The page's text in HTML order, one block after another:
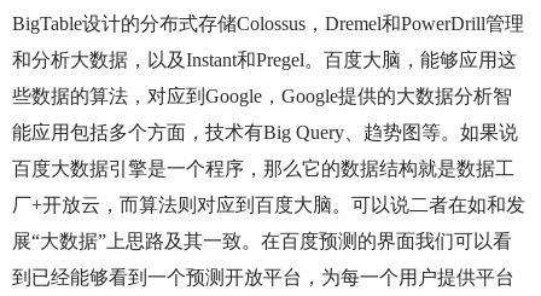
BigTable设计的分布式存储Colossus，Dremel和PowerDrill管理
和分析大数据，以及Instant和Pregel。百度大脑，能够应用这
些数据的算法，对应到Google，Google提供的大数据分析智
能应用包括多个方面，技术有Big Query、趋势图等。如果说
百度大数据引擎是一个程序，那么它的数据结构就是数据工
厂+开放云，而算法则对应到百度大脑。可以说二者在如和发
展“大数据”上思路及其一致。在百度预测的界面我们可以看
到已经能够看到一个预测开放平台，为每一个用户提供平台